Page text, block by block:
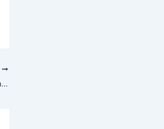
Goodies aquatiques : plongez dans l’amusement